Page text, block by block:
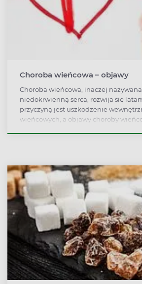
Choroba wieńcowa – objawy
Choroba wieńcowa, inaczej
niedokrwienną serca, rozwija się
przyczyną jest uszkodzenie
wieńcowych, a objawy choroby